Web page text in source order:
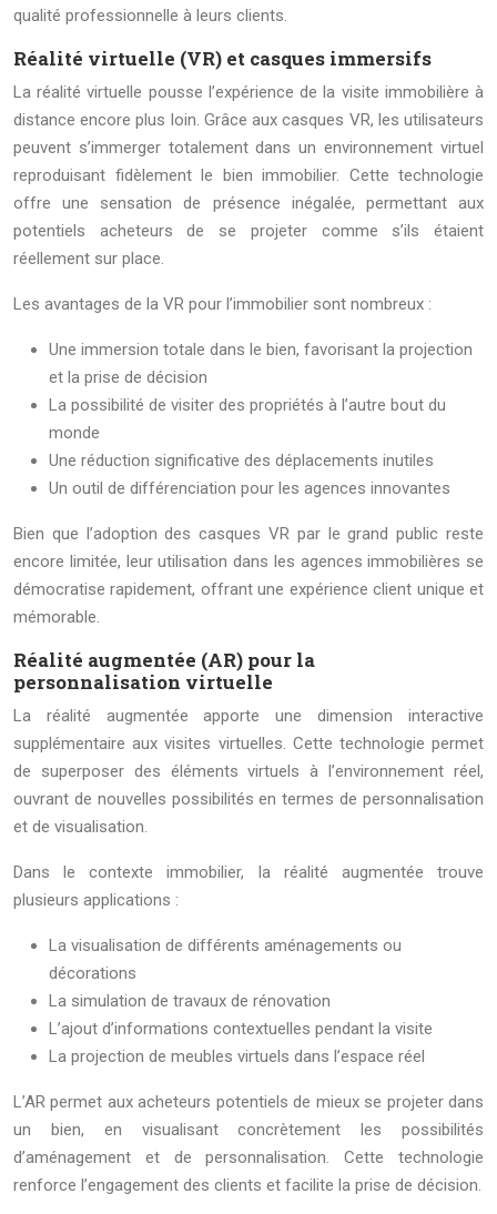
qualité professionnelle à leurs clients.
Réalité virtuelle (VR) et casques immersifs
La réalité virtuelle pousse l’expérience de la visite immobilière à
distance encore plus loin. Grâce aux casques VR, les utilisateurs
peuvent s’immerger totalement dans un environnement virtuel
reproduisant fidèlement le bien immobilier. Cette technologie
offre une sensation de présence inégalée, permettant aux
potentiels acheteurs de se projeter comme s’ils étaient
réellement sur place.
Les avantages de la VR pour l’immobilier sont nombreux :
Une immersion totale dans le bien, favorisant la projection
et la prise de décision
La possibilité de visiter des propriétés à l’autre bout du
monde
Une réduction significative des déplacements inutiles
Un outil de différenciation pour les agences innovantes
Bien que l’adoption des casques VR par le grand public reste
encore limitée, leur utilisation dans les agences immobilières se
démocratise rapidement, offrant une expérience client unique et
mémorable.
Réalité augmentée (AR) pour la
personnalisation virtuelle
La réalité augmentée apporte une dimension interactive
supplémentaire aux visites virtuelles. Cette technologie permet
de superposer des éléments virtuels à l’environnement réel,
ouvrant de nouvelles possibilités en termes de personnalisation
et de visualisation.
Dans le contexte immobilier, la réalité augmentée trouve
plusieurs applications :
La visualisation de différents aménagements ou
décorations
La simulation de travaux de rénovation
L’ajout d’informations contextuelles pendant la visite
La projection de meubles virtuels dans l’espace réel
L’AR permet aux acheteurs potentiels de mieux se projeter dans
un bien, en visualisant concrètement les possibilités
d’aménagement et de personnalisation. Cette technologie
renforce l’engagement des clients et facilite la prise de décision.